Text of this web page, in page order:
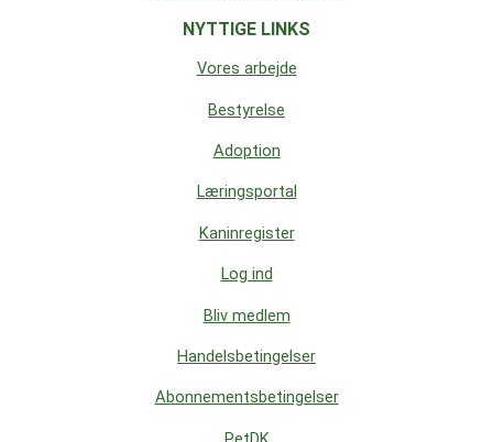
NYTTIGE LINKS
Vores arbejde
Bestyrelse
Adoption
Læringsportal
Kaninregister
Log ind
Bliv medlem
Handelsbetingelser
Abonnementsbetingelser